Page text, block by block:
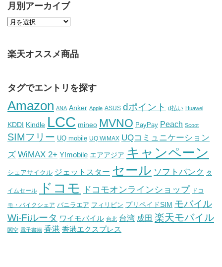
月別アーカイブ
楽天オススメ商品
タグでエントリを探す
Amazon ANA Anker Apple ASUS dポイント d払い Huawei
KDDI Kindle LCC mineo MVNO PayPay Peach Scoot
SIMフリー UQ mobile UQ WiMAX UQコミュニケーション
ズ WiMAX 2+ Y!mobile エアアジア キャンペーン
シェアサイクル ジェットスター セール ソフトバンク タ
イムセール ドコモ ドコモオンラインショップ ドコ
モ・バイクシェア バニラエア フィリピン プリペイドSIM モバイル
Wi-Fiルータ ワイモバイル 台北 台湾 成田 楽天モバイル
関空 電子書籍 香港 香港エクスプレス